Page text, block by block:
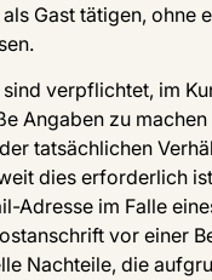
Gast tätigen, ohne
sind verpflichtet, im
Angaben zu
tatsächlichen
dies erforderlich
Adresse im Falle
vor einer
Nachteile, die